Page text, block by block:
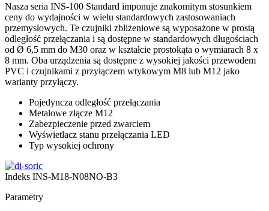
Nasza seria INS-100 Standard imponuje znakomitym stosunkiem
ceny do wydajności w wielu standardowych zastosowaniach
przemysłowych. Te czujniki zbliżeniowe są wyposażone w prostą
odległość przełączania i są dostępne w standardowych długościach
od Ø 6,5 mm do M30 oraz w kształcie prostokąta o wymiarach 8 x
8 mm. Oba urządzenia są dostępne z wysokiej jakości przewodem
PVC i czujnikami z przyłączem wtykowym M8 lub M12 jako
warianty przyłączy.
Pojedyncza odległość przełączania
Metalowe złącze M12
Zabezpieczenie przed zwarciem
Wyświetlacz stanu przełączania LED
Typ wysokiej ochrony
Indeks INS-M18-N08NO-B3
Parametry